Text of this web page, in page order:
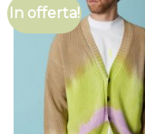
In offerta!